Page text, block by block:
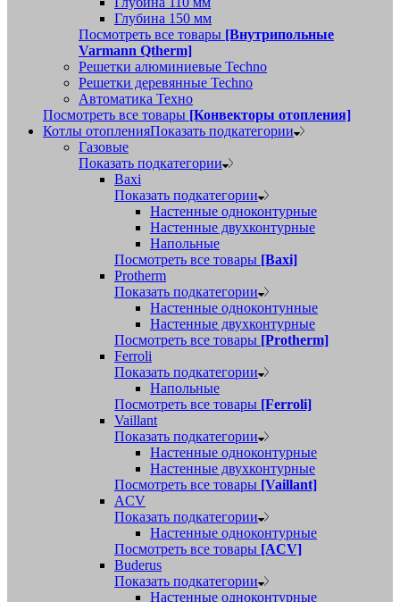
Глубина 150 мм
Посмотреть все товары [Внутрипольные
Varmann Qtherm]
Решетки алюминиевые Techno
Решетки деревянные Techno
Автоматика Техно
Посмотреть все товары [Конвекторы отопления]
Котлы отопленияПоказать подкатегории
Газовые
Показать подкатегории
Baxi
Показать подкатегории
Настенные одноконтурные
Настенные двухконтурные
Напольные
Посмотреть все товары [Baxi]
Protherm
Показать подкатегории
Настенные одноконтунные
Настенные двухконтурные
Посмотреть все товары [Protherm]
Ferroli
Показать подкатегории
Напольные
Посмотреть все товары [Ferroli]
Vaillant
Показать подкатегории
Настенные одноконтурные
Настенные двухконтурные
Посмотреть все товары [Vaillant]
ACV
Показать подкатегории
Настенные одноконтурные
Посмотреть все товары [ACV]
Buderus
Показать подкатегории
Настенные одноконтурные